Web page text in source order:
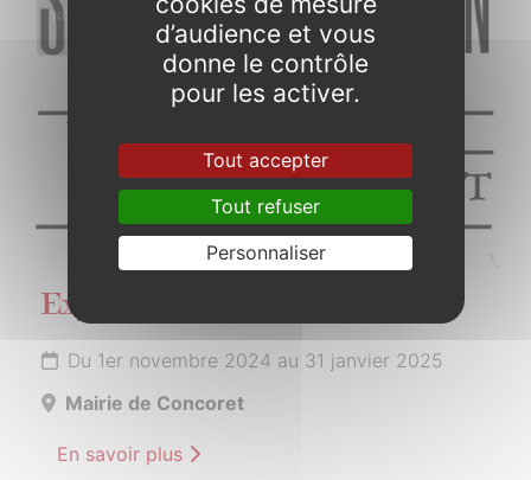
NOVEMBRE
Exposition par Sébastien Jacqmin
Du 1er novembre 2024 au 31 janvier 2025
Mairie de Concoret
En savoir plus
d’audience et vous
donne le contrôle
pour les activer.
Tout accepter
Tout refuser
Personnaliser